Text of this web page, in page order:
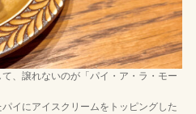
、譲れないのが「パイ・ア・ラ・モー
イにアイスクリームをトッピングした